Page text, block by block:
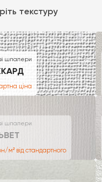
текстуру
шпалери
ціна
шпалери
м² від стандартного